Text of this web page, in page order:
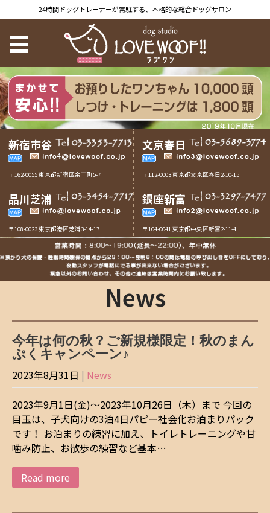
24時間ドッグトレーナーが常駐する、本格的な総合ドッグサロン
新宿市谷
〒162-0055 東京都新宿区余丁町5-7
文京春日
〒112-0003 東京都文京区春日2-10-15
品川芝浦
〒108-0023 東京都港区芝浦3-14-17
銀座新富
〒104-0041 東京都中央区新富2-11-4
News
今年は何の秋？ご新規様限定！秋のまん
ぷくキャンペーン♪
2023年8月31日 | News
2023年9月1日(金)～2023年10月26日（木）まで 今回の
目玉は、子犬向けの3泊4日パピー社会化お泊まりパック
です！ お泊まりの練習に加え、トイレトレーニングや甘
噛み防止、お散歩の練習など基本…
Read more